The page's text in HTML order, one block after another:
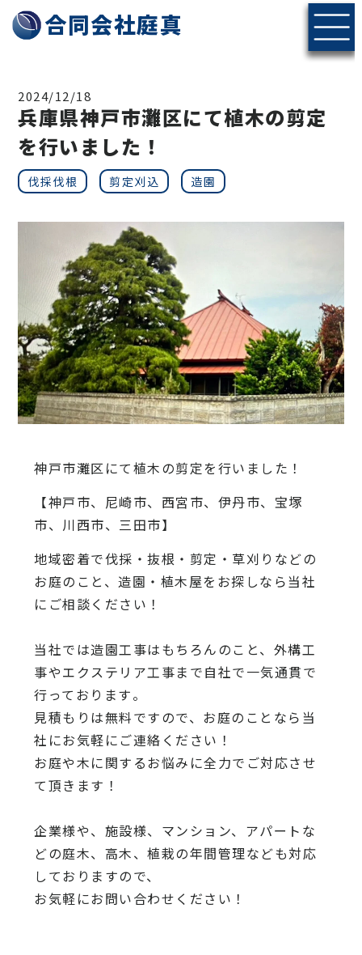
神戸・北摂エリアの伐採・剪定なら合同会社庭真へ
合同会社庭真
2024/12/18
兵庫県神戸市灘区にて植木の剪定
を行いました！
伐採伐根 剪定刈込 造園
神戸市灘区にて植木の剪定を行いました！
【神戸市、尼崎市、西宮市、伊丹市、宝塚
市、川西市、三田市】
地域密着で伐採・抜根・剪定・草刈りなどの
お庭のこと、造園・ 植木屋をお探しなら当社
にご相談ください！
当社では造園工事はもちろんのこと、 外構工
事やエクステリア工事まで自社で一気通貫で
行っております。
見積もりは無料ですので、 お庭のことなら当
社にお気軽にご連絡ください！
お庭や木に関するお悩みに全力でご対応させ
て頂きます！
企業様や、施設様、マンション、アパートな
どの庭木、高木、植栽の年間管理なども対応
しておりますので、
お気軽にお問い合わせください！